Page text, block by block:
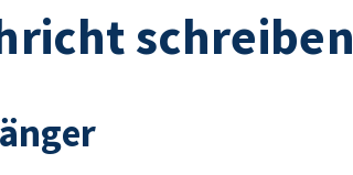
schreiben